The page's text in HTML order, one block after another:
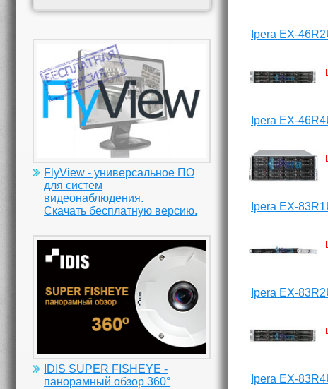
FlyView - универсальное ПО
для систем
видеонаблюдения.
Скачать бесплатную версию.
IDIS SUPER FISHEYE -
панорамный обзор 360°
Ipera EX-
Ipera EX-
Ipera EX-
Ipera EX-
Ipera EX-